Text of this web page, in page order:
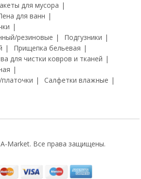
для мусора
для ванн
резиновые
Подгузники
Прищепка бельевая
для чистки ковров и тканей
Салфетки влажные
Market. Все права защищены.